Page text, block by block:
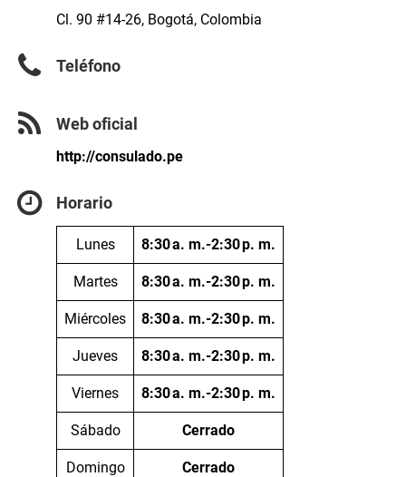
Cl. 90 #14-26, Bogotá, Colombia
Teléfono
Web oficial
http://consulado.pe
Horario
Lunes 8:30 a. m.-2:30 p. m.
Martes 8:30 a. m.-2:30 p. m.
Miércoles 8:30 a. m.-2:30 p. m.
Jueves 8:30 a. m.-2:30 p. m.
Viernes 8:30 a. m.-2:30 p. m.
Sábado Cerrado
Domingo Cerrado